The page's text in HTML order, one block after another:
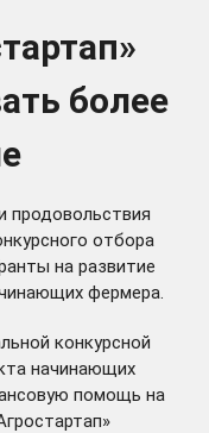
более
продовольствия
отбора
на развитие
фермера.
конкурсной
начинающих
помощь на